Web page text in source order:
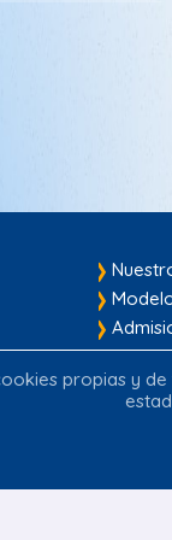
propias y